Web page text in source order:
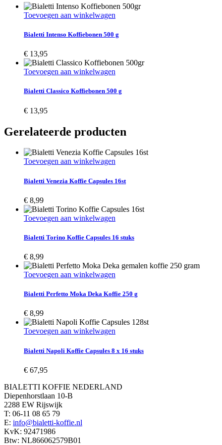
Toevoegen aan winkelwagen
Bialetti Intenso Koffiebonen 500 g
€ 13,95
Toevoegen aan winkelwagen
Bialetti Classico Koffiebonen 500 g
€ 13,95
Gerelateerde producten
Toevoegen aan winkelwagen
Bialetti Venezia Koffie Capsules 16st
€ 8,99
Toevoegen aan winkelwagen
Bialetti Torino Koffie Capsules 16 stuks
€ 8,99
Toevoegen aan winkelwagen
Bialetti Perfetto Moka Deka Koffie 250 g
€ 8,99
Toevoegen aan winkelwagen
Bialetti Napoli Koffie Capsules 8 x 16 stuks
€ 67,95
BIALETTI KOFFIE NEDERLAND
Diepenhorstlaan 10-B
2288 EW Rijswijk
T: 06-11 08 65 79
E: info@bialetti-koffie.nl
KvK: 92471986
Btw: NL866062579B01